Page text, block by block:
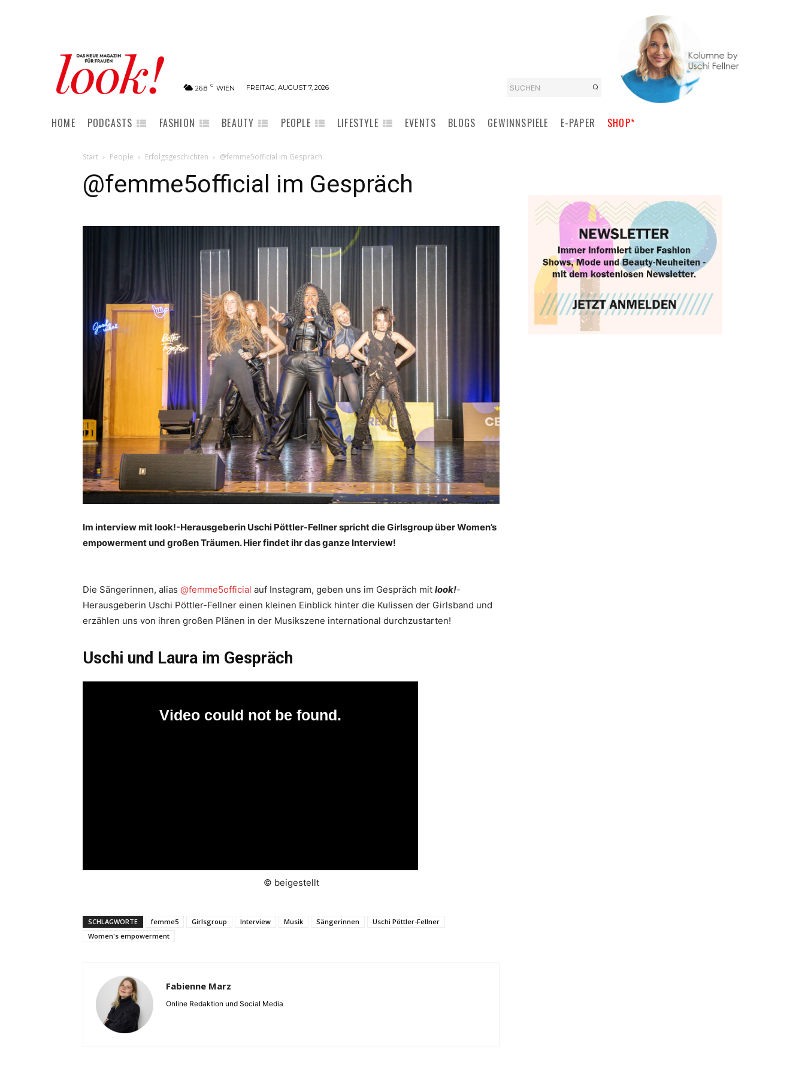
26.8 C WIEN FREITAG, AUGUST 7, 2026 SUCHEN
HOME PODCASTS FASHION BEAUTY PEOPLE LIFESTYLE EVENTS BLOGS GEWINNSPIELE E-PAPER SHOP*
Start People Erfolgsgeschichten @femme5official im Gespräch
@femme5official im Gespräch
Im interview mit look!-Herausgeberin Uschi Pöttler-Fellner spricht die Girlsgroup über Women’s
empowerment und großen Träumen. Hier findet ihr das ganze Interview!
Die Sängerinnen, alias @femme5official auf Instagram, geben uns im Gespräch mit look!-
Herausgeberin Uschi Pöttler-Fellner einen kleinen Einblick hinter die Kulissen der Girlsband und
erzählen uns von ihren großen Plänen in der Musikszene international durchzustarten!
Uschi und Laura im Gespräch
© beigestellt
SCHLAGWORTE femme5 Girlsgroup Interview Musik Sängerinnen
Uschi Pöttler-Fellner
Women's empowerment
Fabienne Marz
Online Redaktion und Social Media